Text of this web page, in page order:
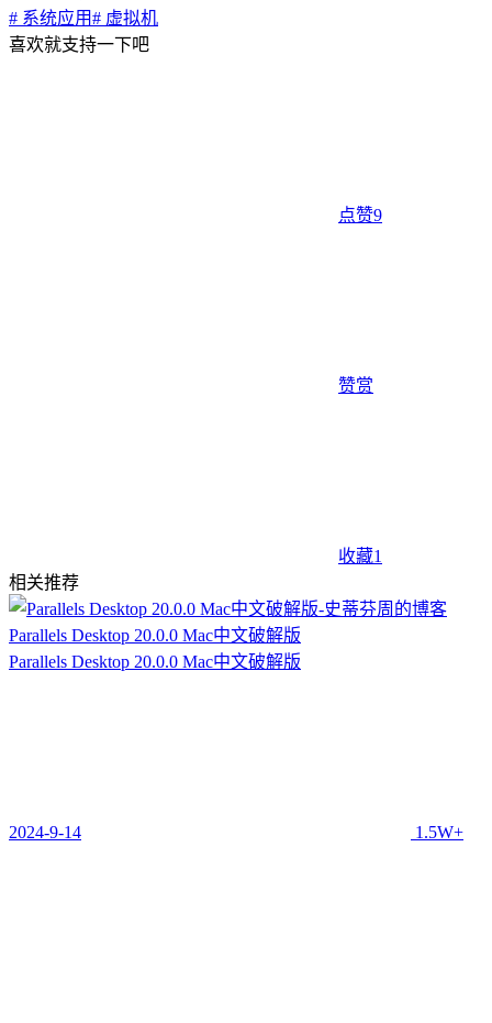
# 系统应用# 虚拟机
喜欢就支持一下吧
点赞9
赞赏
收藏1
相关推荐
Parallels Desktop 20.0.0 Mac中文破解版
Parallels Desktop 20.0.0 Mac中文破解版
2024-9-14 1.5W+